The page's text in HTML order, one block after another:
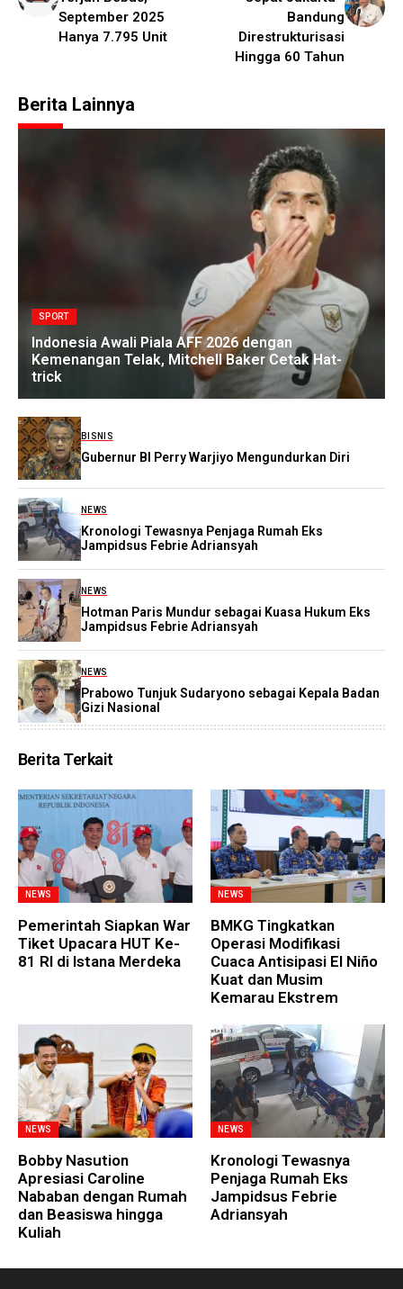
September 2025
Hanya 7.795 Unit
Bandung
Direstrukturisasi
Hingga 60 Tahun
Berita Lainnya
SPORT
Indonesia Awali Piala AFF 2026 dengan
Kemenangan Telak, Mitchell Baker Cetak Hat-
trick
BISNIS
Gubernur BI Perry Warjiyo Mengundurkan Diri
NEWS
Kronologi Tewasnya Penjaga Rumah Eks
Jampidsus Febrie Adriansyah
NEWS
Hotman Paris Mundur sebagai Kuasa Hukum Eks
Jampidsus Febrie Adriansyah
NEWS
Prabowo Tunjuk Sudaryono sebagai Kepala Badan
Gizi Nasional
Berita Terkait
NEWS
Pemerintah Siapkan War
Tiket Upacara HUT Ke-
81 RI di Istana Merdeka
NEWS
BMKG Tingkatkan
Operasi Modifikasi
Cuaca Antisipasi El Niño
Kuat dan Musim
Kemarau Ekstrem
NEWS
Bobby Nasution
Apresiasi Caroline
Nababan dengan Rumah
dan Beasiswa hingga
Kuliah
NEWS
Kronologi Tewasnya
Penjaga Rumah Eks
Jampidsus Febrie
Adriansyah